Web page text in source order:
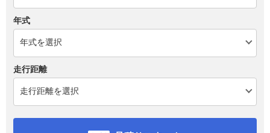
年式
走行距離